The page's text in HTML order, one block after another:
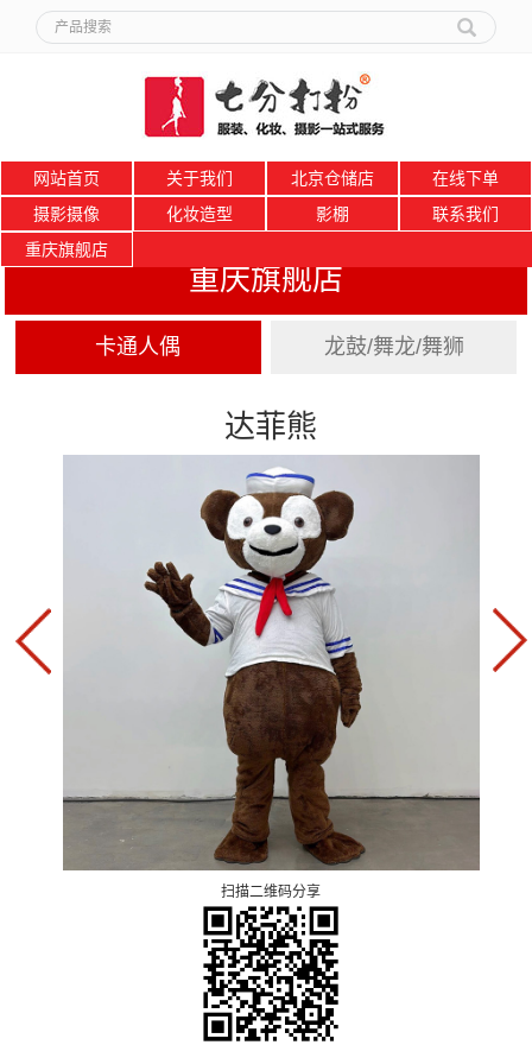
网站首页 关于我们 北京仓储店
在线下单
摄影摄像
化妆造型 影棚
联系我们
重庆旗舰店
重庆旗舰店
卡通人偶 龙鼓/舞龙/舞狮
达菲熊
扫描二维码分享